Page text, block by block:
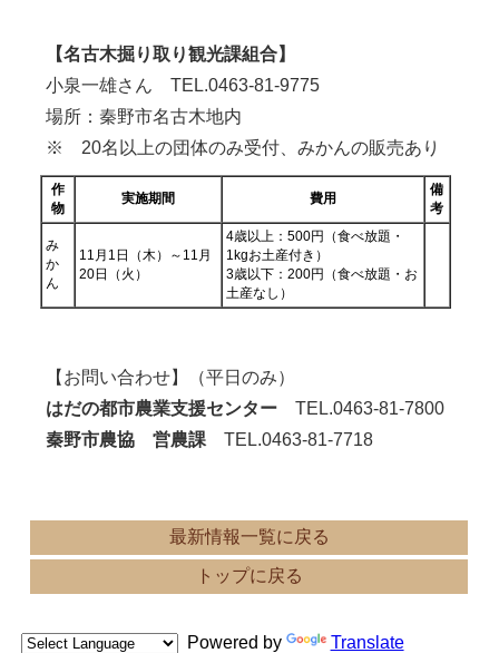
【名古木掘り取り観光課組合】
小泉一雄さん TEL.0463-81-9775
場所：秦野市名古木地内
※ 20名以上の団体のみ受付、みかんの販売あり
作
物
実施期間 費用
備
考
み
か
ん
11月1日（木）～11月
20日（火）
4歳以上：500円（食べ放題・
1kgお土産付き）
3歳以下：200円（食べ放題・お
土産なし）
【お問い合わせ】（平日のみ）
はだの都市農業支援センター TEL.0463-81-7800
秦野市農協 営農課 TEL.0463-81-7718
最新情報一覧に戻る
トップに戻る
Powered by Translate